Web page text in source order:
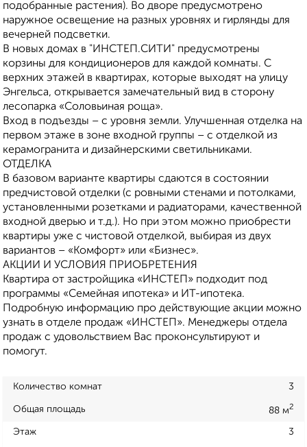
подобранные растения). Во дворе предусмотрено
наружное освещение на разных уровнях и гирлянды для
вечерней подсветки.
В новых домах в "ИНСТЕП.СИТИ" предусмотрены
корзины для кондиционеров для каждой комнаты. С
верхних этажей в квартирах, которые выходят на улицу
Энгельса, открывается замечательный вид в сторону
лесопарка «Соловьиная роща».
Вход в подъезды – с уровня земли. Улучшенная отделка на
первом этаже в зоне входной группы – с отделкой из
керамогранита и дизайнерскими светильниками.
ОТДЕЛКА
В базовом варианте квартиры сдаются в состоянии
предчистовой отделки (с ровными стенами и потолками,
установленными розетками и радиаторами, качественной
входной дверью и т.д.). Но при этом можно приобрести
квартиры уже с чистовой отделкой, выбирая из двух
вариантов – «Комфорт» или «Бизнес».
АКЦИИ И УСЛОВИЯ ПРИОБРЕТЕНИЯ
Квартира от застройщика «ИНСТЕП» подходит под
программы «Семейная ипотека» и ИТ-ипотека.
Подробную информацию про действующие акции можно
узнать в отделе продаж «ИНСТЕП». Менеджеры отдела
продаж с удовольствием Вас проконсультируют и
помогут.
Количество комнат 3
Общая площадь 88 м2
Этаж 3